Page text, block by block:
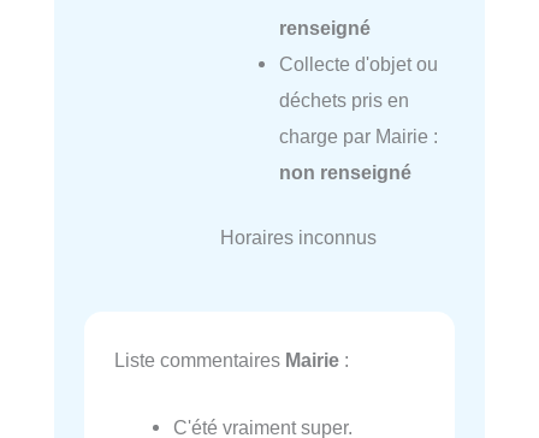
renseigné
Collecte d'objet ou
déchets pris en
charge par Mairie :
non renseigné
Horaires inconnus
Liste commentaires Mairie :
C'été vraiment super.